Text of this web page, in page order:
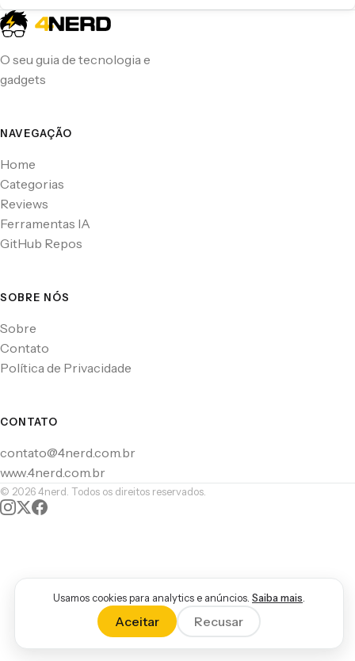
O seu guia de tecnologia e
gadgets
NAVEGAÇÃO
Home
Categorias
Reviews
Ferramentas IA
GitHub Repos
SOBRE NÓS
Sobre
Contato
Política de Privacidade
CONTATO
contato@4nerd.com.br
www.4nerd.com.br
© 2026 4nerd. Todos os direitos reservados.
Usamos cookies para analytics e anúncios. Saiba mais
Aceitar Recusar